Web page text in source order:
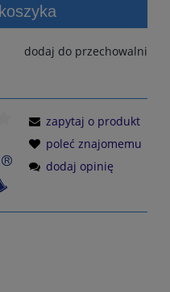
dodaj do przechowalni
zapytaj o produkt
poleć znajomemu
dodaj opinię